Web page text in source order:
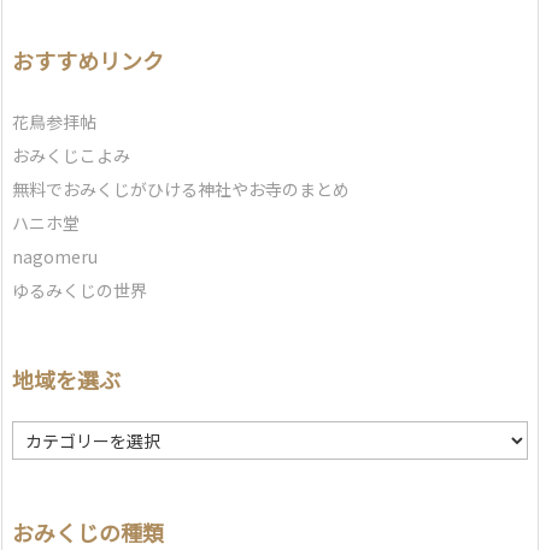
おすすめリンク
花鳥参拝帖
おみくじこよみ
無料でおみくじがひける神社やお寺のまとめ
ハニホ堂
nagomeru
ゆるみくじの世界
地域を選ぶ
地
域
ぶ
おみくじの種類